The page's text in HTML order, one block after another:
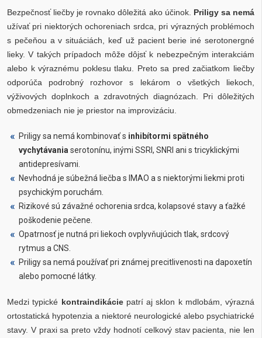
Bezpečnosť liečby je rovnako dôležitá ako účinok. Priligy sa nemá
užívať pri niektorých ochoreniach srdca, pri výrazných problémoch
s pečeňou a v situáciách, keď už pacient berie iné serotonergné
lieky. V takých prípadoch môže dôjsť k nebezpečným interakciám
alebo k výraznému poklesu tlaku. Preto sa pred začiatkom liečby
odporúča podrobný rozhovor s lekárom o všetkých liekoch,
výživových doplnkoch a zdravotných diagnózach. Pri dôležitých
obmedzeniach nie je priestor na improvizáciu.
Priligy sa nemá kombinovať s inhibítormi spätného
vychytávania serotonínu, inými SSRI, SNRI ani s tricyklickými
antidepresívami.
Nevhodná je súbežná liečba s IMAO a s niektorými liekmi proti
psychickým poruchám.
Rizikové sú závažné ochorenia srdca, kolapsové stavy a ťažké
poškodenie pečene.
Opatrnosť je nutná pri liekoch ovplyvňujúcich tlak, srdcový
rytmus a CNS.
Priligy sa nemá používať pri známej precitlivenosti na dapoxetín
alebo pomocné látky.
Medzi typické kontraindikáciepatrí aj sklon k mdlobám, výrazná
ortostatická hypotenzia a niektoré neurologické alebo psychiatrické
stavy. V praxi sa preto vždy hodnotí celkový stav pacienta, nie len